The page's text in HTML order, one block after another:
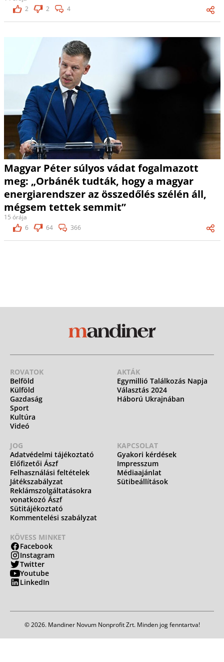
2
2 4
Magyar Péter súlyos vádat fogalmazott
meg: „Orbánék tudták, hogy a magyar
energiarendszer az összedőlés szélén áll,
mégsem tettek semmit”
15 órája
6
64 366
ROVATOK
Belföld
Külföld
Gazdaság
Sport
Kultúra
Videó
AKTÁK
Egymillió Találkozás Napja
Választás 2024
Háború Ukrajnában
JOG
Adatvédelmi tájékoztató
Előfizetői Ászf
Felhasználási feltételek
Játékszabályzat
Reklámszolgáltatásokra
vonatkozó Ászf
Sütitájékoztató
Kommentelési szabályzat
KAPCSOLAT
Gyakori kérdések
Impresszum
Médiaajánlat
Sütibeállítások
KÖVESS MINKET
Facebook
Instagram
Twitter
Youtube
LinkedIn
© 2026. Mandiner Novum Nonprofit Zrt. Minden jog fenntartva!